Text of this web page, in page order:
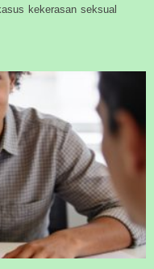
kekerasan seksual